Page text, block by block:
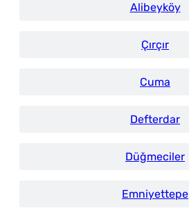
Alibeyköy
Çırçır
Cuma
Defterdar
Düğmeciler
Emniyettepe